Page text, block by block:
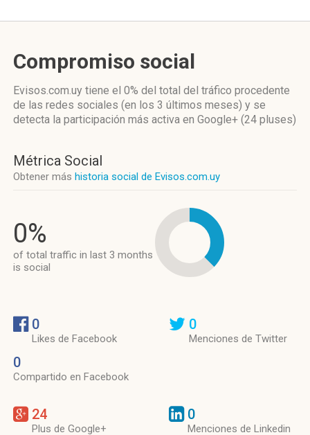
Compromiso social
Evisos.com.uy tiene el 0% del total del tráfico procedente
de las redes sociales (en los 3 últimos meses) y se
detecta la participación más activa en Google+ (24 pluses)
Métrica Social
Obtener más historia social de Evisos.com.uy
0%
of total traffic in last 3 months
is social
0
Likes de Facebook
0
Compartido en Facebook
0
Menciones de Twitter
24
Plus de Google+
0
Menciones de Linkedin